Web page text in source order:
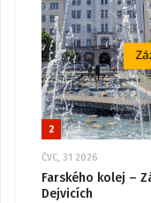
2
ČVC, 31 2026
Farského kolej –
Dejvicích